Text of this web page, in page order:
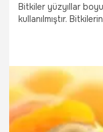
Bitkiler yüzyıllar
kullanılmıştır.
edilenlerden biride
faydaları - Keten
19.10.2025